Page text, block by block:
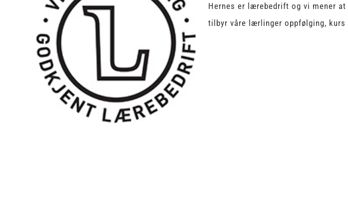
Velkommen til nye lærlinger
Uncategorized
Hernes er lærebedrift og vi mener
tilbyr våre lærlinger oppfølging,